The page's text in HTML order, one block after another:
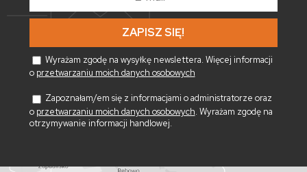
*
Wyrażam zgodę na wysyłkę newslettera. Więcej informacji
o przetwarzaniu moich danych osobowych
Zapoznałam/em się z informacjami o administratorze oraz
o przetwarzaniu moich danych osobowych. Wyrażam zgodę na
otrzymywanie informacji handlowej.